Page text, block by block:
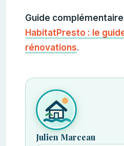
Guide complémentaire
HabitatPresto : le
rénovations.
Julien Marceau